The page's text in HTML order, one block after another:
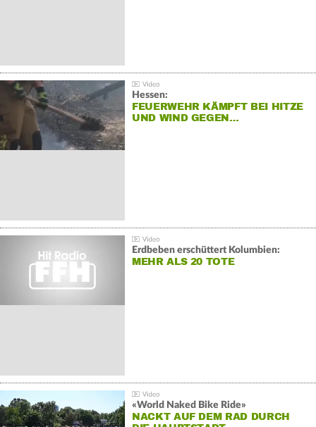
Hessen:
FEUERWEHR KÄMPFT BEI HITZE
UND WIND GEGEN…
Erdbeben erschüttert Kolumbien:
MEHR ALS 20 TOTE
«World Naked Bike Ride»
NACKT AUF DEM RAD DURCH